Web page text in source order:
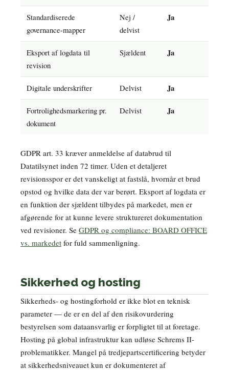
Standardiserede
governance-mapper
Nej /
delvist
Ja
Eksport af logdata til
revision
Sjældent Ja
Digitale underskrifter Delvist Ja
Fortrolighedsmarkering pr.
dokument
Delvist Ja
GDPR art. 33 kræver anmeldelse af databrud til
Datatilsynet inden 72 timer. Uden et detaljeret
revisionsspor er det vanskeligt at fastslå, hvornår et brud
opstod og hvilke data der var berørt. Eksport af logdata er
en funktion der sjældent tilbydes på markedet, men er
afgørende for at kunne levere struktureret dokumentation
ved revisioner. Se GDPR og compliance: BOARD OFFICE
vs. markedet for fuld sammenligning.
Sikkerhed og hosting
Sikkerheds- og hostingforhold er ikke blot en teknisk
parameter — de er en del af den risikovurdering
bestyrelsen som dataansvarlig er forpligtet til at foretage.
Hosting på global infrastruktur kan udløse Schrems II-
problematikker. Mangel på tredjepartscertificering betyder
at sikkerhedsniveauet kun er dokumenteret af